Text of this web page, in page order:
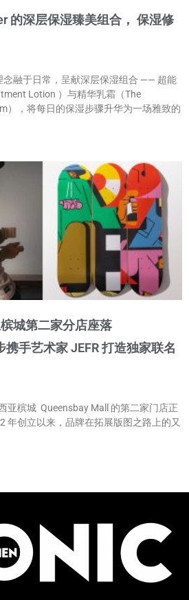
的深层保湿臻美组合， 保湿修
念融于日常，呈献深层保湿组合 —— 超能
Lotion ）与精华乳霜（The
），将每日的保湿步骤升华为一场雅致的
城第二家分店座落
携手艺术家 JEFR 打造独家联名
亚槟城 Queensbay Mall 的第二家门店正
年创立以来，品牌在拓展版图之路上的又